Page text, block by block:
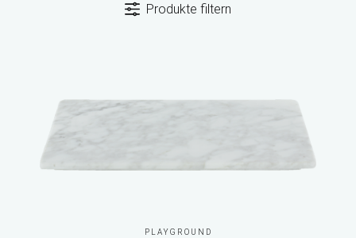
Produkte filtern
PLAYGROUND